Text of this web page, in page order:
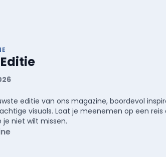
editie van ons magazine, boordevol
visuals. Laat je meenemen op een
je niet wilt missen.